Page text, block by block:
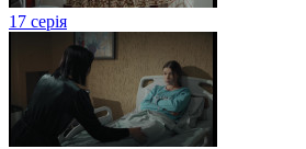
17 серія